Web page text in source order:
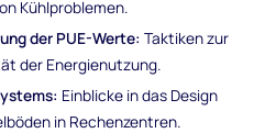
Kühlproblemen.
der PUE-Werte: Taktiken zur
der Energienutzung.
Einblicke in das Design
in Rechenzentren.